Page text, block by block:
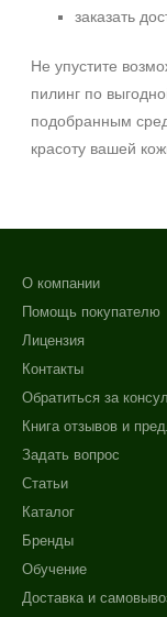
заказать
Не упустите
пилинг по
подобранным
красоту вашей
О компании
Помощь покупателю
Лицензия
Контакты
Обратиться за
Книга отзывов и
Задать вопрос
Статьи
Каталог
Бренды
Обучение
Доставка и